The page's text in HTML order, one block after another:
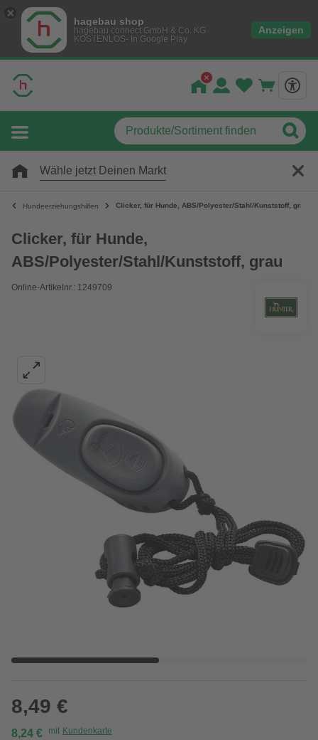
hagebau shop
hagebau connect GmbH & Co. KG
KOSTENLOS- In Google Play
Anzeigen
Wähle jetzt Deinen Markt
Hundeerziehungshilfen Clicker, für Hunde, ABS/Polyester/Stahl/Kunststoff, grau
Clicker, für Hunde,
ABS/Polyester/Stahl/Kunststoff, grau
Online-Artikelnr.: 1249709
8,49 €
8,24 € mit Kundenkarte